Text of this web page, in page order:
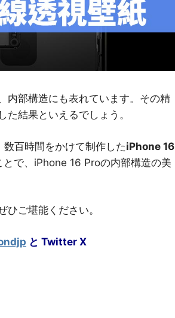
内部構造にも表れています。その精
結果といえるでしょう。
百時間をかけて制作したiPhone 16
とで、iPhone 16 Proの内部構造の美
ご堪能ください。
と Twitter X